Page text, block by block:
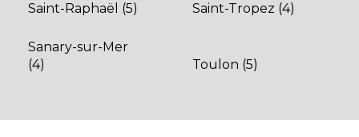
Saint-Raphaël (5) Saint-Tropez (4)
Sanary-sur-Mer
(4)
Toulon (5)